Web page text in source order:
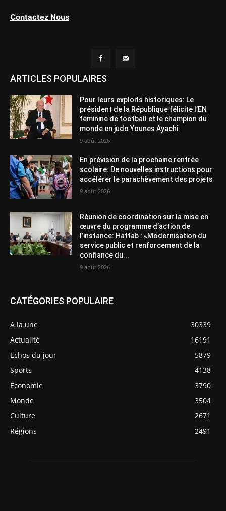
Contactez Nous
ARTICLES POPULAIRES
Pour leurs exploits historiques: Le
président de la République félicite l’EN
féminine de football et le champion du
monde en judo Younes Ayachi
9 août 2026
En prévision de la prochaine rentrée
scolaire: De nouvelles instructions pour
accélérer le parachèvement des projets
9 août 2026
Réunion de coordination sur la mise en
œuvre du programme d’action de
l’instance: Hattab : «Modernisation du
service public et renforcement de la
confiance du...
9 août 2026
CATÉGORIES POPULAIRE
A la une
30339
Actualité
16191
Echos du jour
5879
Sports
4138
Economie
3790
Monde
3504
Culture
2671
Régions
2491